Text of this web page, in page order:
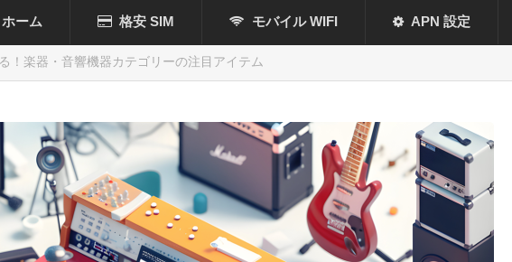
ホーム 格安 SIM モバイル WIFI APN 設定
！楽器・音響機器カテゴリーの注目アイテム